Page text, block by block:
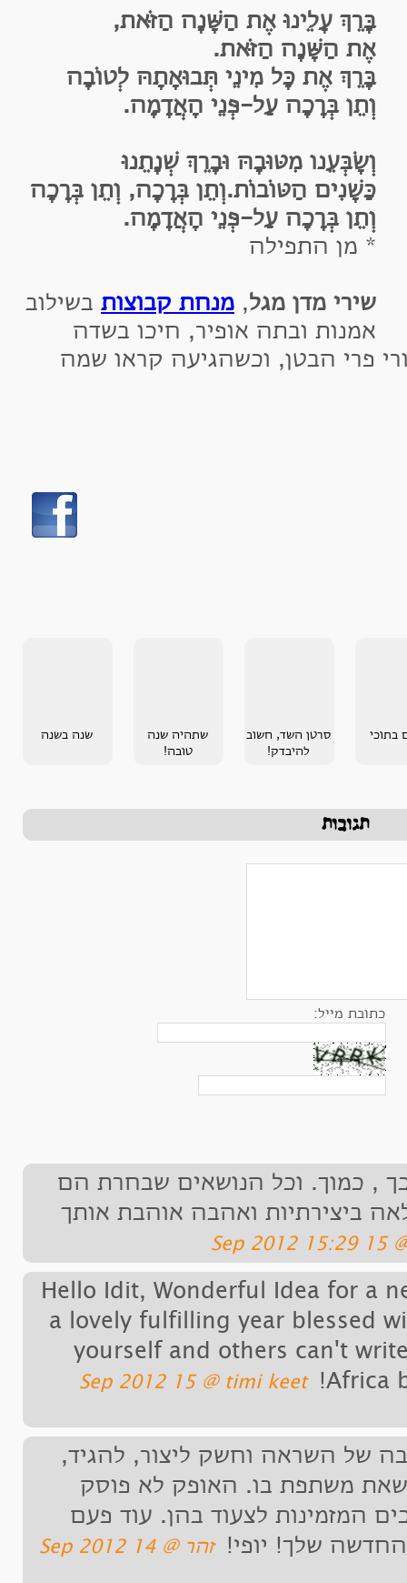
עָלֵינוּ אֶת הַשָּׁנָה הַזֹּאת,
הַשָּׁנָה הַזֹּאת.
אֶת כָּל מִינֵי תְּבוּאָתָהּ לְטוֹבָה
בְּרָכָה עַל-פְּנֵי הָאֲדָמָה.
מִטּוּבָהּ וּבָרֵךְ שְׁנָתֵנוּ
הַטּוֹבוֹת.וְתֵן בְּרָכָה, וְתֵן בְּרָכָה
בְּרָכָה עַל-פְּנֵי הָאֲדָמָה.
מן התפילה
מדן מגל ,מנחת קבוצותבשילוב
ובתה אופיר, חיכו בשדה
הבטן, וכשהגיעה קראו שמה
סרטן השד, חשוב
להיבדק!
שתהיה שנה
שנה בשנה
תגובות
מייל:
וכל הנושאים שבחרת הם
ואהבה אוהבת אותך
‏Hello Idit, Wonderful Idea for
a lovely fulfilling year
yourself and others can't
‏timi keet ‏@ 15 Sep 2012
השראה וחשק ליצור, להגיד,
משתפת בו. האופק לא פוסק
לצעוד בהן. עוד פעם
שלך! יופי!
‏זהר ‏@ 14 Sep 2012